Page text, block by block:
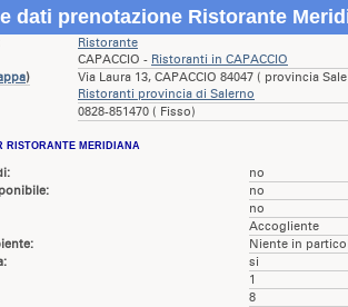
dati prenotazione Ristorante
Ristorante
CAPACCIO - Ristoranti in CAPACCIO
)
Via Laura 13, CAPACCIO 84047 ( provincia
Ristoranti provincia di Salerno
0828-851470 ( Fisso)
RISTORANTE MERIDIANA
no
no
no
Accogliente
Niente in
si
1
8